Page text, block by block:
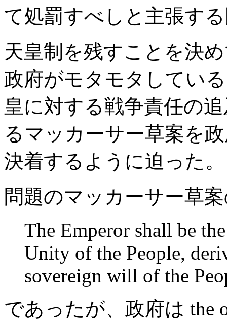
て処罰すべしと主張す
天皇制を残すことを決
政府がモタモタしてい
皇に対する戦争責任の
るマッカーサー草案を
決着するように迫った。
問題のマッカーサー草
The Emperor shall be
Unity of the People,
sovereign will of the
であったが、政府は the